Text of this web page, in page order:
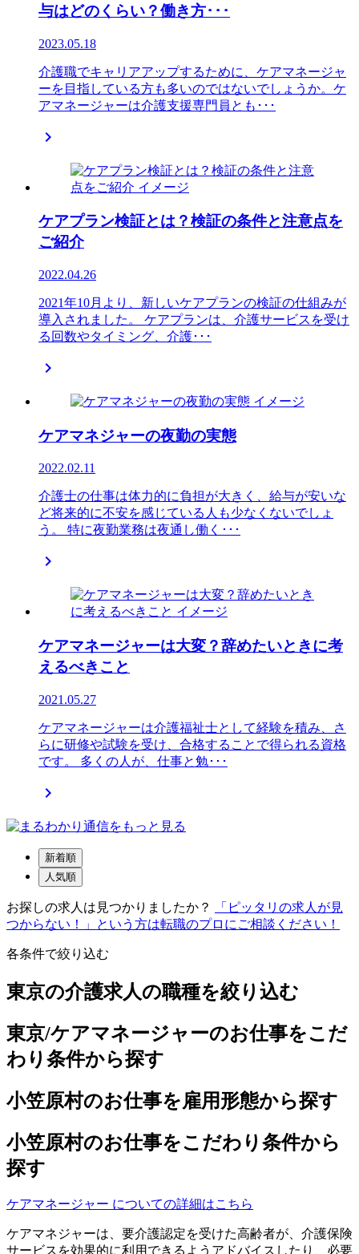
与はどのくらい？働き方･･･
2023.05.18
介護職でキャリアアップするために、ケアマネージャ
ーを目指している方も多いのではないでしょうか。ケ
アマネージャーは介護支援専門員とも･･･

ケアプラン検証とは？検証の条件と注意点を
ご紹介
2022.04.26
2021年10月より、新しいケアプランの検証の仕組みが
導入されました。 ケアプランは、介護サービスを受け
る回数やタイミング、介護･･･

ケアマネジャーの夜勤の実態
2022.02.11
介護士の仕事は体力的に負担が大きく、給与が安いな
ど将来的に不安を感じている人も少なくないでしょ
う。 特に夜勤業務は夜通し働く･･･

ケアマネージャーは大変？辞めたいときに考
えるべきこと
2021.05.27
ケアマネージャーは介護福祉士として経験を積み、さ
らに研修や試験を受け、合格することで得られる資格
です。 多くの人が、仕事と勉･･･

新着順
人気順
お探しの求人は見つかりましたか？
「ピッタリの求人が見
つからない！」という方は転職のプロにご相談ください！
各条件で絞り込む
東京の介護求人の職種を絞り込む
東京/ケアマネージャーのお仕事をこだ
わり条件から探す
小笠原村のお仕事を雇用形態から探す
小笠原村のお仕事をこだわり条件から
探す
ケアマネージャー についての詳細はこちら
ケアマネジャーは、要介護認定を受けた高齢者が、介護保険
サービスを効果的に利用できるようアドバイスしたり、必要